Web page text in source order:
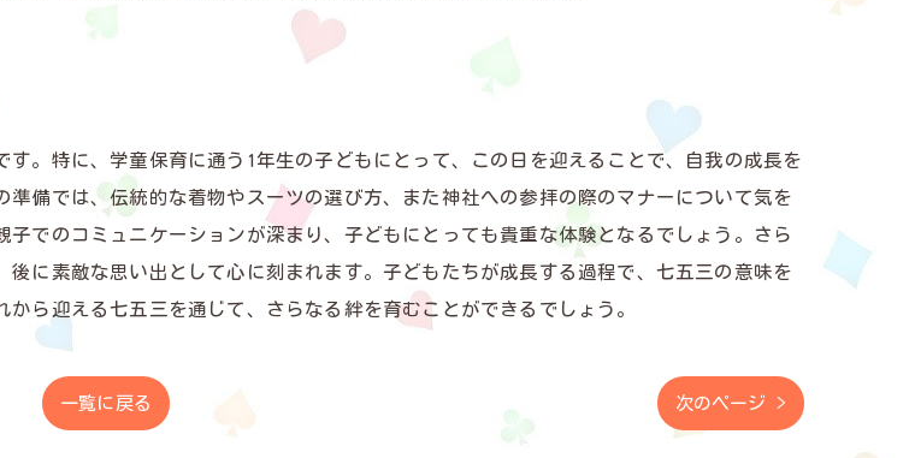
。特に、学童保育に通う1年生の子どもにとって、この日を迎えることで、自我の成長を
備では、伝統的な着物やスーツの選び方、また神社への参拝の際のマナーについて気を
でのコミュニケーションが深まり、子どもにとっても貴重な体験となるでしょう。さら
に素敵な思い出として心に刻まれます。子どもたちが成長する過程で、七五三の意味を
ら迎える七五三を通じて、さらなる絆を育むことができるでしょう。
一覧に戻る 次のページ >